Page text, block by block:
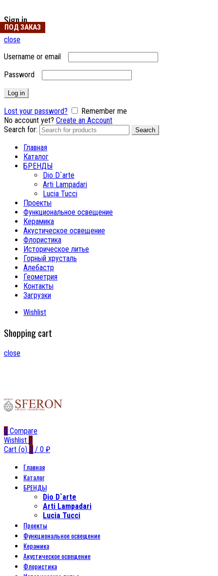
Sign in
close
Username or email
Password
Log in
Lost your password?
Remember me
No account yet? Create an Account
Search for:
Search
Главная
Каталог
БРЕНДЫ
Dio D`arte
Arti Lampadari
Lucia Tucci
Проекты
Функциональное освещение
Керамика
Акустическое освещение
Флористика
Историческое литье
Горный хрусталь
Алебастр
Геометрия
Контакты
Загрузки
Wishlist
Shopping cart
close
0 Compare
Wishlist 0
Cart (o) 0 / 0 ₽
Главная
Каталог
БРЕНДЫ
Dio D`arte
Arti Lampadari
Lucia Tucci
Проекты
Функциональное освещение
Керамика
Акустическое освещение
Флористика
ПОД ЗАКАЗ
ПОД ЗАКАЗ